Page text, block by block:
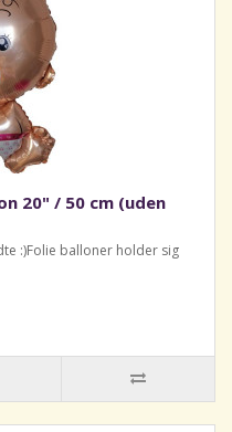
20" / 50 cm (uden
:)Folie balloner holder sig